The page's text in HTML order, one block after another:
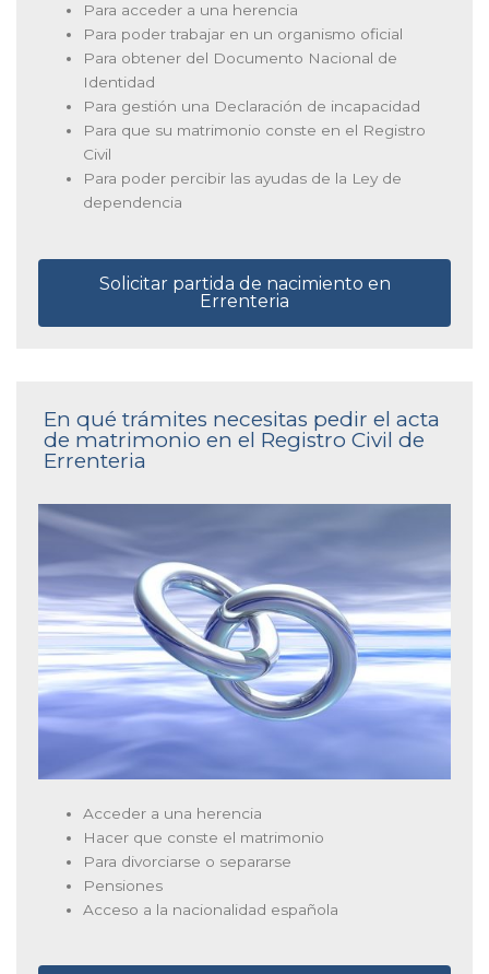
Para acceder a una herencia
Para poder trabajar en un organismo oficial
Para obtener del Documento Nacional de
Identidad
Para gestión una Declaración de incapacidad
Para que su matrimonio conste en el Registro
Civil
Para poder percibir las ayudas de la Ley de
dependencia
Solicitar partida de nacimiento en
Errenteria
En qué trámites necesitas pedir el acta
de matrimonio en el Registro Civil de
Errenteria
Acceder a una herencia
Hacer que conste el matrimonio
Para divorciarse o separarse
Pensiones
Acceso a la nacionalidad española